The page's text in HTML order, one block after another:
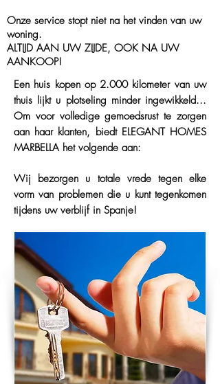
Onze service stopt niet na het vinden van uw
woning.
ALTIJD AAN UW ZIJDE, OOK NA UW
AANKOOP!
Een huis kopen op 2.000 kilometer van uw
thuis lijkt u plotseling minder ingewikkeld...
Om voor volledige gemoedsrust te zorgen
aan haar klanten, biedt ELEGANT HOMES
MARBELLA het volgende aan:
Wij bezorgen u totale vrede tegen elke
vorm van problemen die u kunt tegenkomen
tijdens uw verblijf in Spanje!